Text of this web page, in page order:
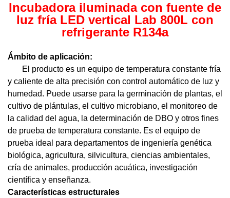
Incubadora iluminada con fuente de
luz fría LED vertical Lab 800L con
refrigerante R134a
Ámbito de aplicación:
El producto es un equipo de temperatura constante fría
y caliente de alta precisión con control automático de luz y
humedad. Puede usarse para la germinación de plantas, el
cultivo de plántulas, el cultivo microbiano, el monitoreo de
la calidad del agua, la determinación de DBO y otros fines
de prueba de temperatura constante. Es el equipo de
prueba ideal para departamentos de ingeniería genética
biológica, agricultura, silvicultura, ciencias ambientales,
cría de animales, producción acuática, investigación
científica y enseñanza.
Características estructurales